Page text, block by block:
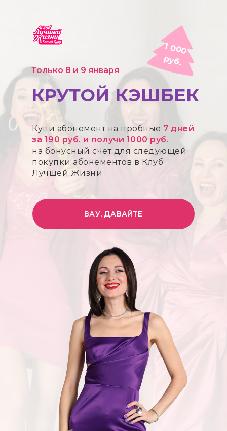
1 0
0
0
р
у
б
.
ВАУ, ДАВАЙТЕ
Купи абонемент на пробные 7 дней
за 190 руб. и получи 1000 руб.
на бонусный счет для следующей
покупки абонементов в Клуб
Лучшей Жизни
Только 8 и 9 января
КРУТОЙ КЭШБЕК